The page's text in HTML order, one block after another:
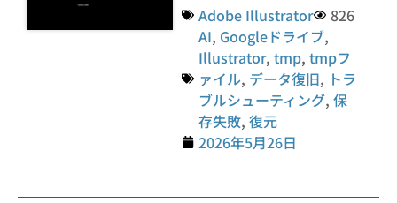
Adobe Illustrator
826
AI, Googleドライブ,
Illustrator,tmp,tmpフ
ァイル, データ復旧, トラ
ブルシューティング,保
存失敗,復元
2026年5月26日